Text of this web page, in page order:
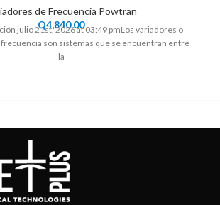
de Frecuencia Powtran
Q4,840.00
julio 21st, 2026 at 03:49 pmLos variadores o
son sistemas que se encuentran entre
la